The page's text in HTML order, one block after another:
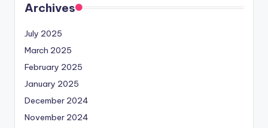
Archives
July 2025
March 2025
February 2025
January 2025
December 2024
November 2024